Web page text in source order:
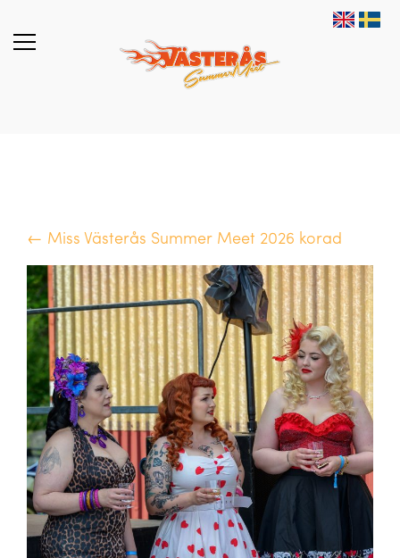
← Miss Västerås Summer Meet 2026 korad